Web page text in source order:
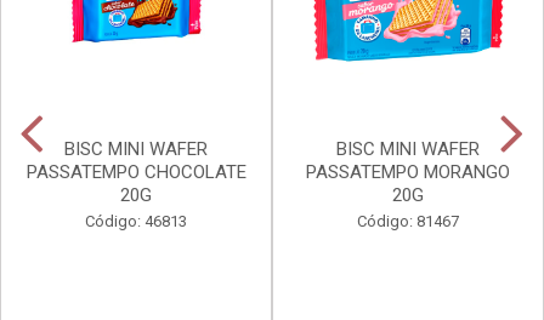
BISC MINI WAFER
PASSATEMPO CHOCOLATE
20G
Código: 46813
BISC MINI WAFER
PASSATEMPO MORANGO
20G
Código: 81467